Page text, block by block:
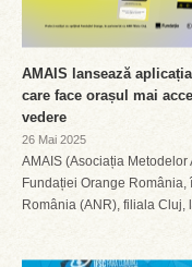
AMAIS lansează
care face orașul mai
vedere
26 Mai 2025
AMAIS (Asociația
Fundației Orange
România (ANR), filiala